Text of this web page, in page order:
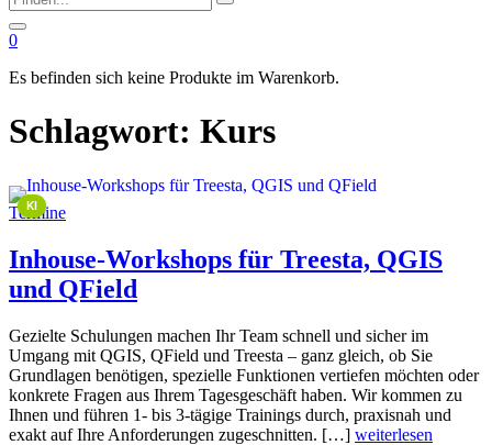
0
Es befinden sich keine Produkte im Warenkorb.
Schlagwort: Kurs
This image is AI-generated or manipulated, disclosed under Article 50(4) of the EU AI Act.
KI
Termine
Inhouse-Workshops für Treesta, QGIS
und QField
Gezielte Schulungen machen Ihr Team schnell und sicher im
Umgang mit QGIS, QField und Treesta – ganz gleich, ob Sie
Grundlagen benötigen, spezielle Funktionen vertiefen möchten oder
konkrete Fragen aus Ihrem Tagesgeschäft haben. Wir kommen zu
Ihnen und führen 1- bis 3-tägige Trainings durch, praxisnah und
exakt auf Ihre Anforderungen zugeschnitten. […] weiterlesen